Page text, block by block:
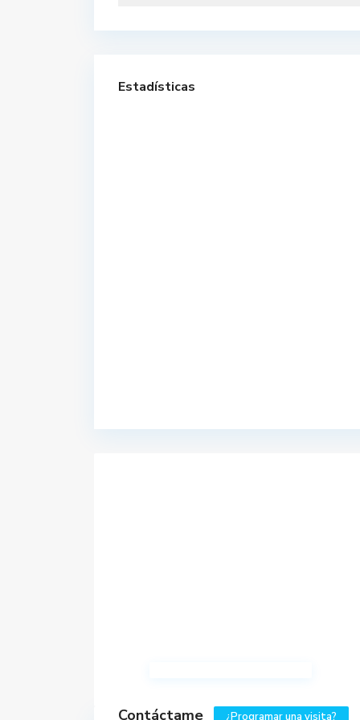
Estadísticas
Contáctame ¿Programar una visita?